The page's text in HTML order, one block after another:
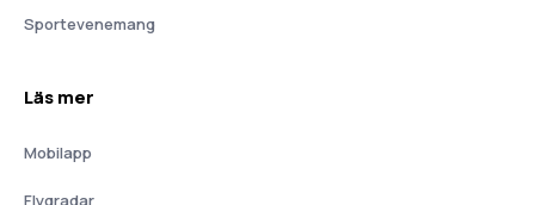
Sportevenemang
Läs mer
Mobilapp
Flygradar